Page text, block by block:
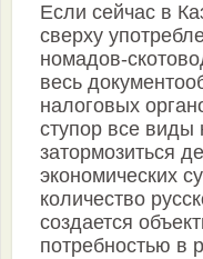
Если сейчас в
сверху
номадов-
весь
налоговых
ступор все виды
затормозиться
экономических
количество
создается
потребностью в